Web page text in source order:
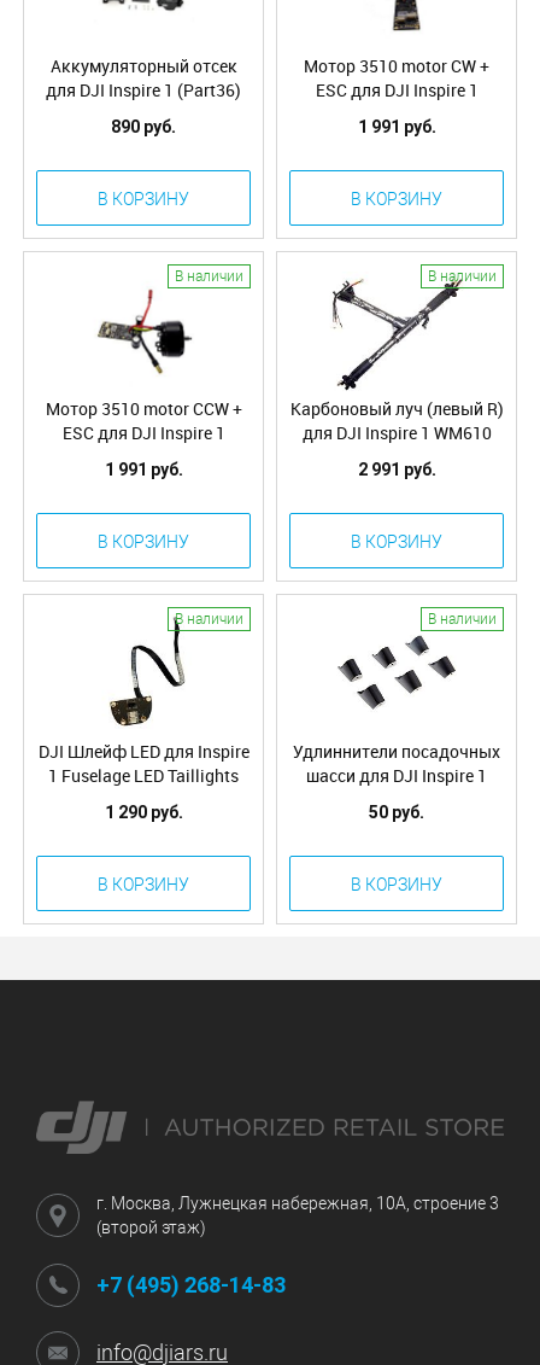
Аккумуляторный отсек
для DJI Inspire 1 (Part36)
890 руб.
В КОРЗИНУ
Мотор 3510 motor CW +
ESC для DJI Inspire 1
WM610 (30.7)
1 991 руб.
В КОРЗИНУ
В наличии
Мотор 3510 motor CCW +
ESC для DJI Inspire 1
WM610 (30.6)
1 991 руб.
В КОРЗИНУ
В наличии
Карбоновый луч (левый R)
для DJI Inspire 1 WM610
(30.3)
2 991 руб.
В КОРЗИНУ
В наличии
DJI Шлейф LED для Inspire
1 Fuselage LED Taillights
(Part7)
1 290 руб.
В КОРЗИНУ
В наличии
Удлиннители посадочных
шасси для DJI Inspire 1
Landing Gear Riser Kit
(Part72)
50 руб.
В КОРЗИНУ
г. Москва, Лужнецкая набережная, 10А, строение 3
(второй этаж)
+7 (495) 268-14-83
info@djiars.ru